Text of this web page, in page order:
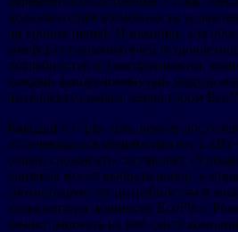
пользователям возможность
на уровне цепей. И наконец, для
комфорта пользователей и
потребностей в электроэнергии,
каждый вышеупомянутый модуль
интеллектуальным генератором
Каждый из трех комплектов
отличающихся мощностью (от 2
общей сложности составляет 15
клиенты могут выбрать набор,
соответствует их потребностям в
калькулятора мощности EcoFlow
начнет работать на веб-сайте